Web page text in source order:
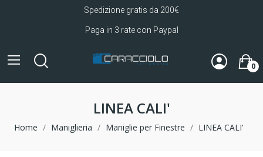
Spedizione gratis da 200€
Paga in 3 rate con Paypal
0
LINEA CALI'
Home Maniglieria Maniglie per Finestre LINEA CALI'